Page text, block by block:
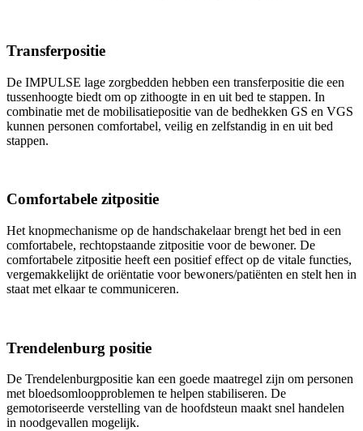
Transferpositie
De IMPULSE lage zorgbedden hebben een transferpositie die een
tussenhoogte biedt om op zithoogte in en uit bed te stappen. In
combinatie met de mobilisatiepositie van de bedhekken GS en VGS
kunnen personen comfortabel, veilig en zelfstandig in en uit bed
stappen.
Comfortabele zitpositie
Het knopmechanisme op de handschakelaar brengt het bed in een
comfortabele, rechtopstaande zitpositie voor de bewoner. De
comfortabele zitpositie heeft een positief effect op de vitale functies,
vergemakkelijkt de oriëntatie voor bewoners/patiënten en stelt hen in
staat met elkaar te communiceren.
Trendelenburg positie
De Trendelenburgpositie kan een goede maatregel zijn om personen
met bloedsomloopproblemen te helpen stabiliseren. De
gemotoriseerde verstelling van de hoofdsteun maakt snel handelen
in noodgevallen mogelijk.